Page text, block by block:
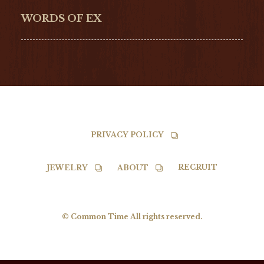
NORQAIN
TISSOT
WORDS OF EX
PRIVACY POLICY
© Common Time All rights reserved.
JEWELRY ABOUT RECRUIT